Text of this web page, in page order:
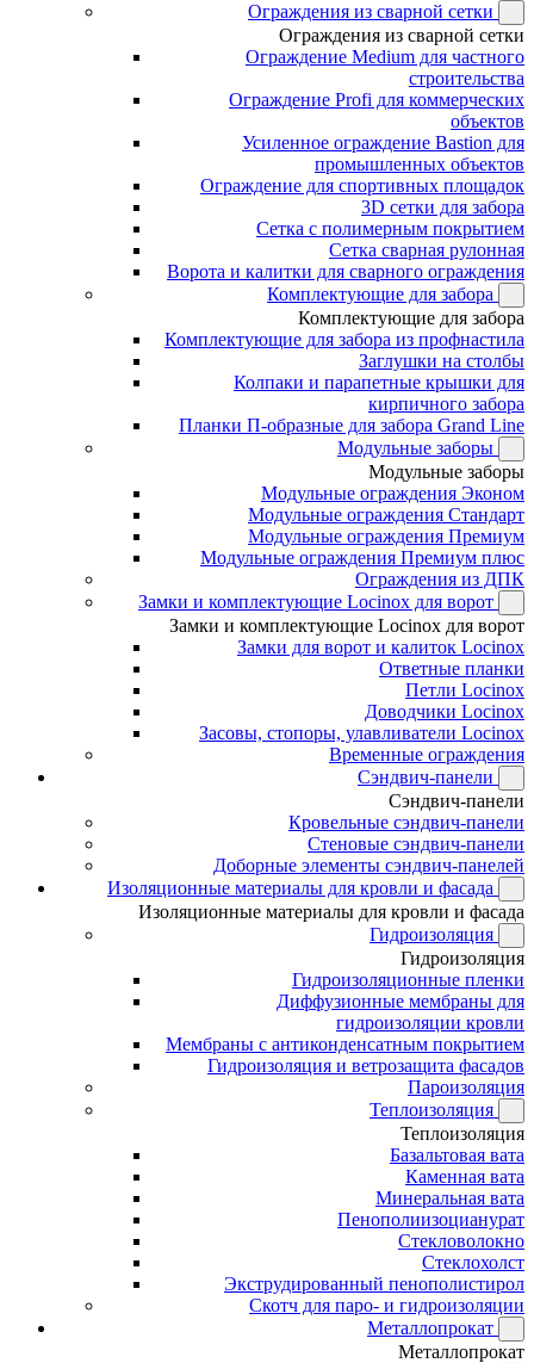
Ограждения из сварной сетки
Ограждения из сварной сетки
Ограждение Medium для частного
строительства
Ограждение Profi для коммерческих
объектов
Усиленное ограждение Bastion для
промышленных объектов
Ограждение для спортивных площадок
3D сетки для забора
Сетка с полимерным покрытием
Сетка сварная рулонная
Ворота и калитки для сварного ограждения
Комплектующие для забора
Комплектующие для забора
Комплектующие для забора из профнастила
Заглушки на столбы
Колпаки и парапетные крышки для
кирпичного забора
Планки П-образные для забора Grand Line
Модульные заборы
Модульные заборы
Модульные ограждения Эконом
Модульные ограждения Стандарт
Модульные ограждения Премиум
Модульные ограждения Премиум плюс
Ограждения из ДПК
Замки и комплектующие Locinox для ворот
Замки и комплектующие Locinox для ворот
Замки для ворот и калиток Locinox
Ответные планки
Петли Locinox
Доводчики Locinox
Засовы, стопоры, улавливатели Locinox
Временные ограждения
Сэндвич-панели
Сэндвич-панели
Кровельные сэндвич-панели
Стеновые сэндвич-панели
Доборные элементы сэндвич-панелей
Изоляционные материалы для кровли и фасада
Изоляционные материалы для кровли и фасада
Гидроизоляция
Гидроизоляция
Гидроизоляционные пленки
Диффузионные мембраны для
гидроизоляции кровли
Мембраны с антиконденсатным покрытием
Гидроизоляция и ветрозащита фасадов
Пароизоляция
Теплоизоляция
Теплоизоляция
Базальтовая вата
Каменная вата
Минеральная вата
Пенополиизоцианурат
Стекловолокно
Стеклохолст
Экструдированный пенополистирол
Скотч для паро- и гидроизоляции
Металлопрокат
Металлопрокат